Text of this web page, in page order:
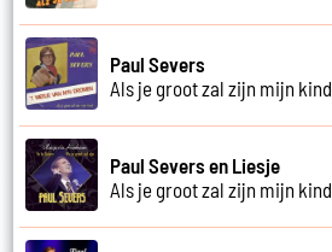
Paul Severs
Als je groot zal zijn mijn kind
Paul Severs en Liesje
Als je groot zal zijn mijn kind